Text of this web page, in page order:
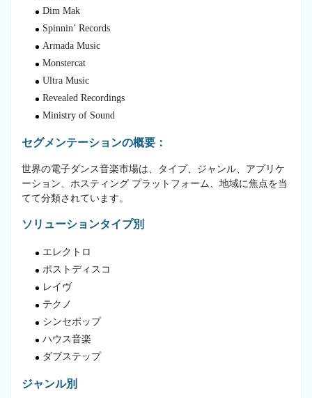
Dim Mak
Spinnin’ Records
Armada Music
Monstercat
Ultra Music
Revealed Recordings
Ministry of Sound
セグメンテーションの概要：
世界の電子ダンス音楽市場は、タイプ、ジャンル、アプリケ
ーション、ホスティング プラットフォーム、地域に焦点を当
てて分類されています。
ソリューションタイプ別
エレクトロ
ポストディスコ
レイヴ
テクノ
シンセポップ
ハウス音楽
ダブステップ
ジャンル別